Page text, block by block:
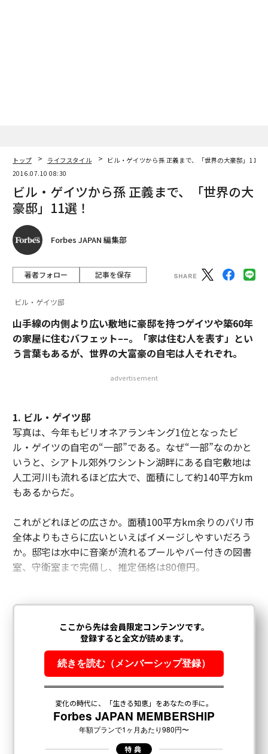
トップ ライフスタイル
ビル・ゲイツから孫 正義まで、「世界の大豪邸」11選
2016.07.10 08:30
ビル・ゲイツから孫 正義まで、「世界の大
豪邸」11選！
Forbes JAPAN 編集部
著者フォロー 記事を保存
ビル・ゲイツ邸
山手線の内側より広い敷地に豪邸を持つゲイツや築60年
の家屋に住むバフェット––。「家は住む人を表す」とい
う言葉もあるが、世界の大富豪の自宅は人それぞれ。
advertisement
1. ビル・ゲイツ邸
写真は、今年もビリオネアランキング1位となったビ
ル・ゲイツの自宅の“一部”である。なぜ“一部”なのかと
いうと、シアトル郊外ワシントン湖畔にある自宅敷地は
人工河川も流れるほど広大で、面積にして約140平方km
もあるからだ。
これがどれほどの広さか。面積100平方km余りのパリ市
全体よりもさらに広いといえばイメージしやすいだろう
か。邸宅は水中に音楽が流れるプールやバー付きの図書
室、守衛室まで完備し、推定価格は80億円。